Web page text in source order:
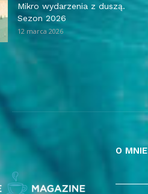
Mikro wydarzenia z duszą.
Sezon 2026
12 marca 2026
O MNIE